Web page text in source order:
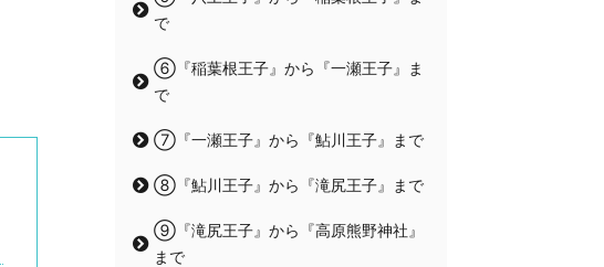
で
⑥『稲葉根王子』から『一瀬王子』ま
で
⑦『一瀬王子』から『鮎川王子』まで
⑧『鮎川王子』から『滝尻王子』まで
⑨『滝尻王子』から『高原熊野神社』
まで